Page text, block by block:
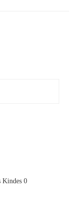
Kindes 0